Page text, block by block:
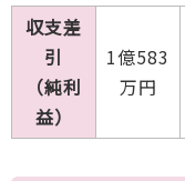
収支差
引
（純利
益）
1億583
万円